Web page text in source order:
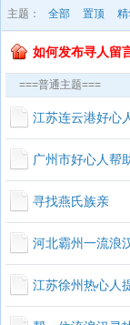
主题： 全部 置顶
如何发布寻人留
===普通主题===
江苏连云港好心
广州市好心人帮
寻找燕氏族亲
河北霸州一流浪
江苏徐州热心人